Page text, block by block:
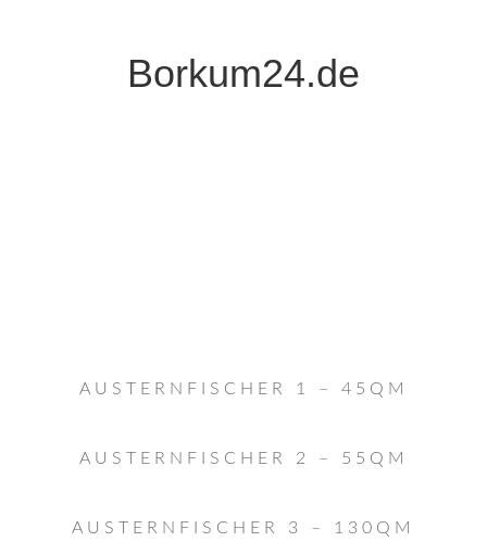
Borkum24.de
AUSTERNFISCHER 1 – 45QM
AUSTERNFISCHER 2 – 55QM
AUSTERNFISCHER 3 – 130QM